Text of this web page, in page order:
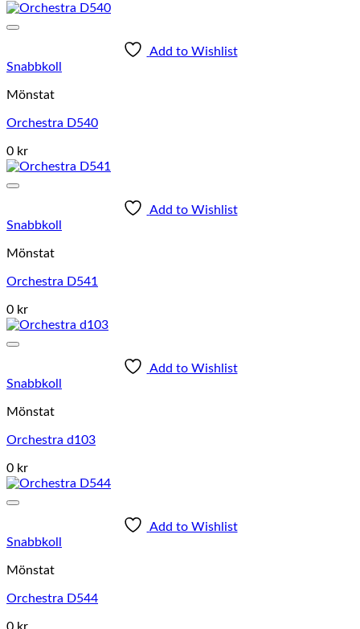
Add to Wishlist
Snabbkoll
Mönstat
Orchestra D540
0 kr
Add to Wishlist
Snabbkoll
Mönstat
Orchestra D541
0 kr
Add to Wishlist
Snabbkoll
Mönstat
Orchestra d103
0 kr
Add to Wishlist
Snabbkoll
Mönstat
Orchestra D544
0 kr